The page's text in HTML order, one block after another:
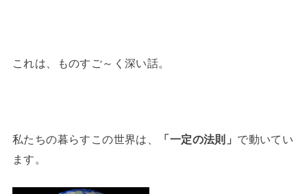
これは、ものすご～く深い話。
私たちの暮らすこの世界は、 「一定の法則」 で動いてい
ます。